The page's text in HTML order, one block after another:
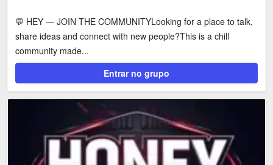
💬 HEY — JOIN THE COMMUNITYLooking for a place to talk,
share ideas and connect with new people?This is a chill
community made...
Entrar no grupo